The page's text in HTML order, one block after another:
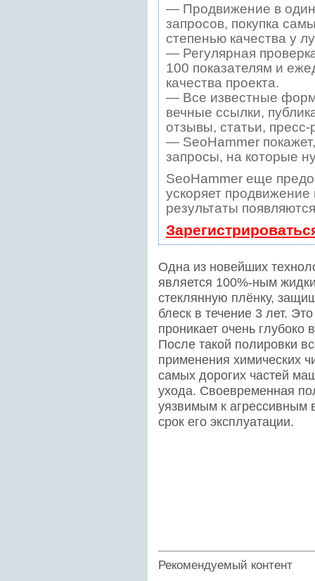
— Продвижение в один
запросов, покупка
степенью качества у
— Регулярная
100 показателям и
качества проекта.
— Все известные
вечные ссылки,
отзывы, статьи,
— SeoHammer
запросы, на которые
SeoHammer еще
ускоряет
результаты
Одна из новейших
является 100%-ным
стеклянную плёнку,
блеск в течение 3 лет.
проникает очень
После такой полировки
применения химических
самых дорогих частей
ухода. Своевременная
уязвимым к агрессивным
срок его эксплуатации.
Рекомендуемый контент